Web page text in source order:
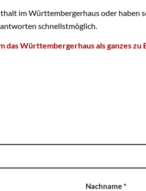
im Württembergerhaus oder haben
schnellstmöglich.
Württembergerhaus als ganzes
Nachname*